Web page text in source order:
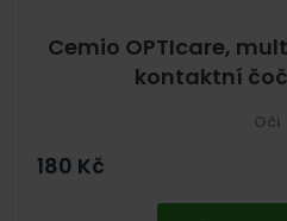
Cemio OPTIcare,
kontaktní
Oči
180 Kč